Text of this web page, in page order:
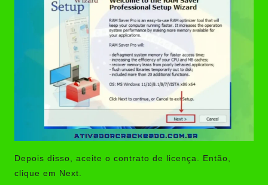
Depois disso, aceite o contrato de licença. Então,
clique em Next.